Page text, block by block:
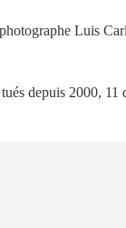
Luis
depuis 2000, 11